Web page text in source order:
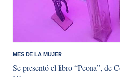
MES DE LA MUJER
Se presentó el libro “Peona”, de